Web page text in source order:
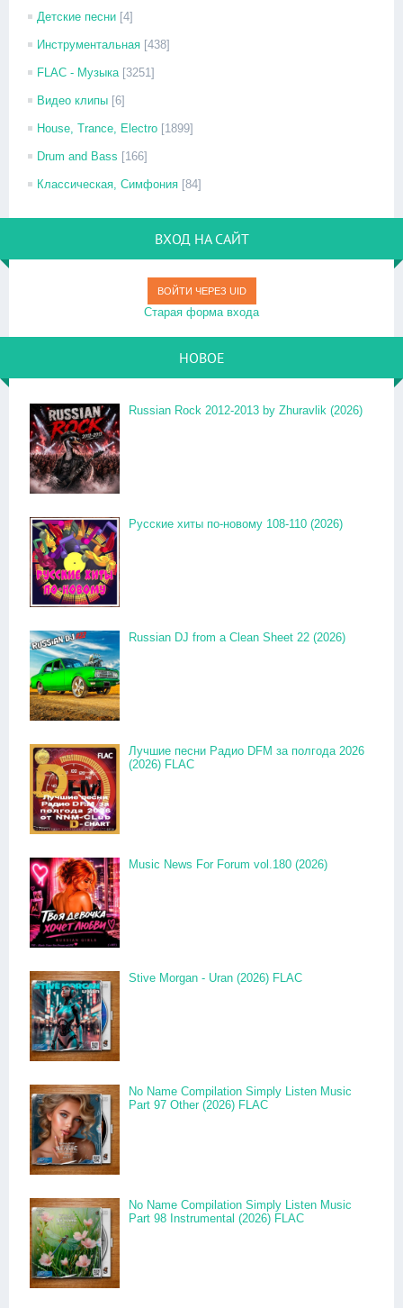
Детские песни [4]
Инструментальная [438]
FLAC - Музыка [3251]
Видео клипы [6]
House, Trance, Electro [1899]
Drum and Bass [166]
Классическая, Симфония [84]
ВХОД НА САЙТ
ВОЙТИ ЧЕРЕЗ UID
Старая форма входа
НОВОЕ
Russian Rock 2012-2013 by Zhuravlik (2026)
Русские хиты по-новому 108-110 (2026)
Russian DJ from a Clean Sheet 22 (2026)
Лучшие песни Радио DFM за полгода 2026
(2026) FLAC
Music News For Forum vol.180 (2026)
Stive Morgan - Uran (2026) FLAC
No Name Compilation Simply Listen Music
Part 97 Other (2026) FLAC
No Name Compilation Simply Listen Music
Part 98 Instrumental (2026) FLAC